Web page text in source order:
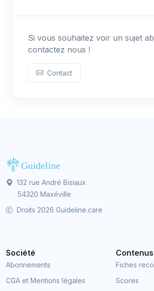
Si vous souhaitez voir un sujet
contactez nous !
Contact
132 rue André Bisiaux
54320 Maxéville
Droits 2026 Guideline.care
Société
Abonnements
CGA et Mentions légales
Contenus
Fiches
Scores